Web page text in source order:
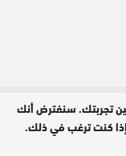
تجربتك. سنفترض أنك
كنت ترغب في ذلك.